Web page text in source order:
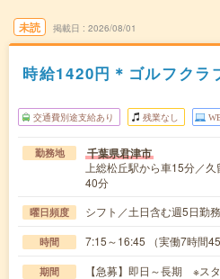
未読 掲載日 2026/08/01
時給1420円＊ゴルフクラ
交通費別途支給あり 残業なし
勤務地 千葉県君津市
上総松丘駅から車15分／
40分
曜日頻度 シフト／土日含む週5日勤務
時間 7:15～16:45 （実働7時間
期間 【急募】即日～長期 ※ス